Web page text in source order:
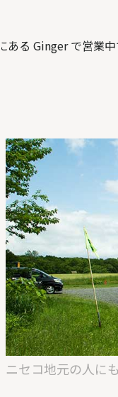
ある Ginger で営業
ニセコ地元の人に